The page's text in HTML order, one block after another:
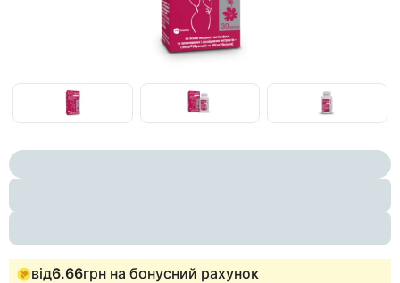
Item
of
1
of
від6.66грн на бонусний рахунок